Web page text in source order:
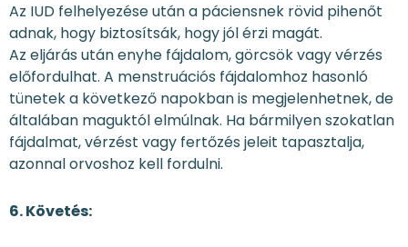
Az IUD felhelyezése után a páciensnek rövid pihenőt
adnak, hogy biztosítsák, hogy jól érzi magát.
Az eljárás után enyhe fájdalom, görcsök vagy vérzés
előfordulhat. A menstruációs fájdalomhoz hasonló
tünetek a következő napokban is megjelenhetnek, de
általában maguktól elmúlnak. Ha bármilyen szokatlan
fájdalmat, vérzést vagy fertőzés jeleit tapasztalja,
azonnal orvoshoz kell fordulni.
6. Követés: